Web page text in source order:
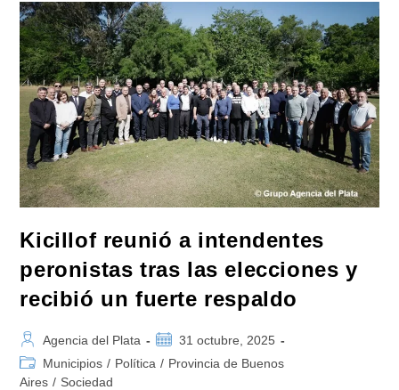
Intendentes:
«Nuestra
Banca
Pública
Va
A
Estar
Al
Servicio
De
Los
Municipios»
Kicillof reunió a intendentes
peronistas tras las elecciones y
recibió un fuerte respaldo
Autor
de
la
Agencia del Plata
Publicación
de
31 octubre, 2025
Categoría
de
Municipios / Política / Provincia de Buenos
Aires / Sociedad